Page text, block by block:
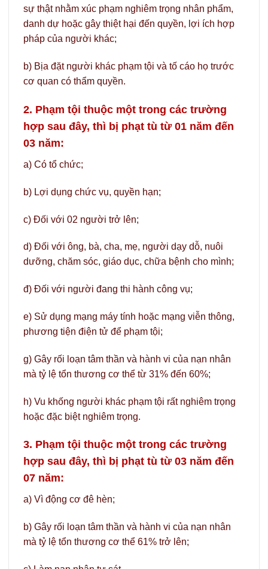
sự thật nhằm xúc phạm nghiêm trọng nhân phẩm,
danh dự hoặc gây thiệt hại đến quyền, lợi ích hợp
pháp của người khác;
b) Bịa đặt người khác phạm tội và tố cáo họ trước
cơ quan có thẩm quyền.
2. Phạm tội thuộc một trong các trường
hợp sau đây, thì bị phạt tù từ 01 năm đến
03 năm:
a) Có tổ chức;
b) Lợi dụng chức vụ, quyền hạn;
c) Đối với 02 người trở lên;
d) Đối với ông, bà, cha, mẹ, người dạy dỗ, nuôi
dưỡng, chăm sóc, giáo dục, chữa bệnh cho mình;
đ) Đối với người đang thi hành công vụ;
e) Sử dụng mạng máy tính hoặc mạng viễn thông,
phương tiện điện tử để phạm tội;
g) Gây rối loạn tâm thần và hành vi của nạn nhân
mà tỷ lệ tổn thương cơ thể từ 31% đến 60%;
h) Vu khống người khác phạm tội rất nghiêm trọng
hoặc đặc biệt nghiêm trọng.
3. Phạm tội thuộc một trong các trường
hợp sau đây, thì bị phạt tù từ 03 năm đến
07 năm:
a) Vì động cơ đê hèn;
b) Gây rối loạn tâm thần và hành vi của nạn nhân
mà tỷ lệ tổn thương cơ thể 61% trở lên;